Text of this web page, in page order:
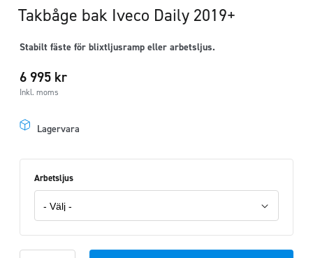
Takbåge bak Iveco Daily 2019+
Stabilt fäste för blixtljusramp eller arbetsljus.
6 995 kr
Inkl. moms
Lagervara
Arbetsljus